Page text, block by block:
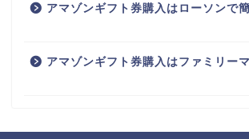
アマゾンギフト券購入はローソンで
アマゾンギフト券購入はファミリー